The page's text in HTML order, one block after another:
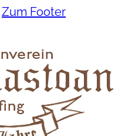
Zum Footer